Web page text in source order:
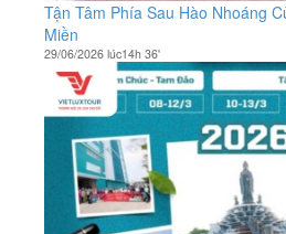
Tận Tâm Phía Sau Hào Nhoáng
Miền
29/06/2026 lúc14h 36'